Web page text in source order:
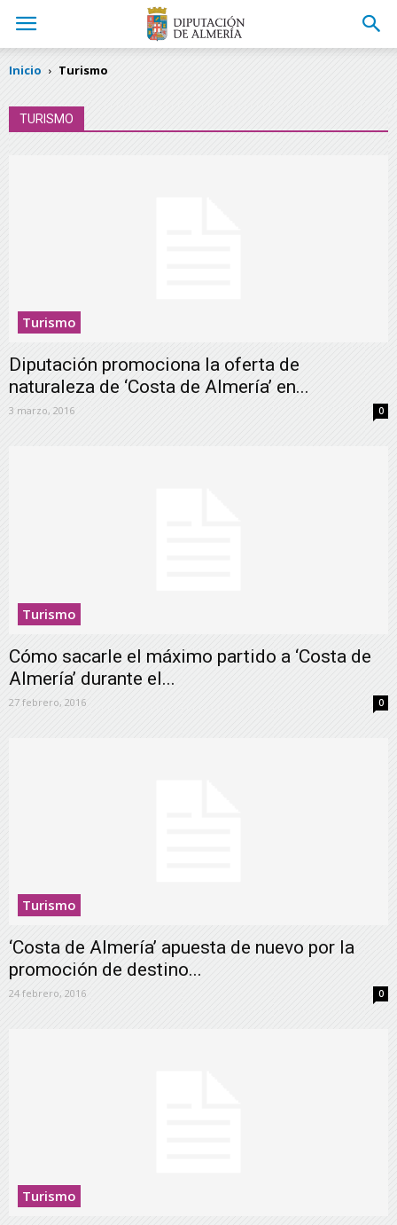
Inicio Turismo
TURISMO
Turismo
Diputación promociona la oferta de
naturaleza de ‘Costa de Almería’ en...
3 marzo, 2016 0
Turismo
Cómo sacarle el máximo partido a ‘Costa de
Almería’ durante el...
27 febrero, 2016 0
Turismo
‘Costa de Almería’ apuesta de nuevo por la
promoción de destino...
24 febrero, 2016 0
Turismo